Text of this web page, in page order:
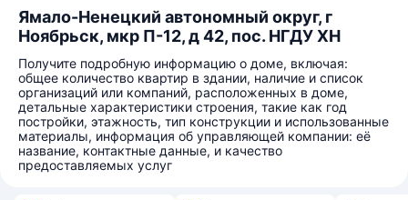
Ямало-Ненецкий автономный округ, г
Ноябрьск, мкр П-12, д 42, пос. НГДУ ХН
Получите подробную информацию о доме, включая:
общее количество квартир в здании, наличие и список
организаций или компаний, расположенных в доме,
детальные характеристики строения, такие как год
постройки, этажность, тип конструкции и использованные
материалы, информация об управляющей компании: её
название, контактные данные, и качество
предоставляемых услуг